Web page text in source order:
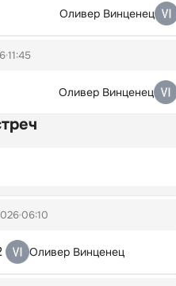
Оливер Винценец
11:45
Оливер Винценец
06:10
Оливер Винценец